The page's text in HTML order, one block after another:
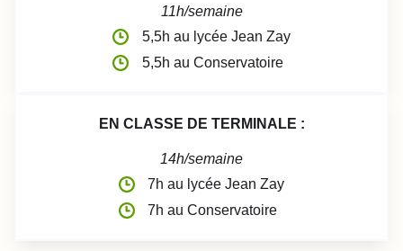
11h/semaine
5,5h au lycée Jean Zay
5,5h au Conservatoire
EN CLASSE DE TERMINALE :
14h/semaine
7h au lycée Jean Zay
7h au Conservatoire